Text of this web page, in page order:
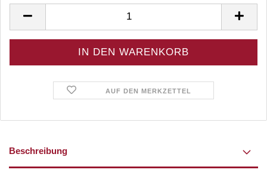
AUF DEN MERKZETTEL
Beschreibung